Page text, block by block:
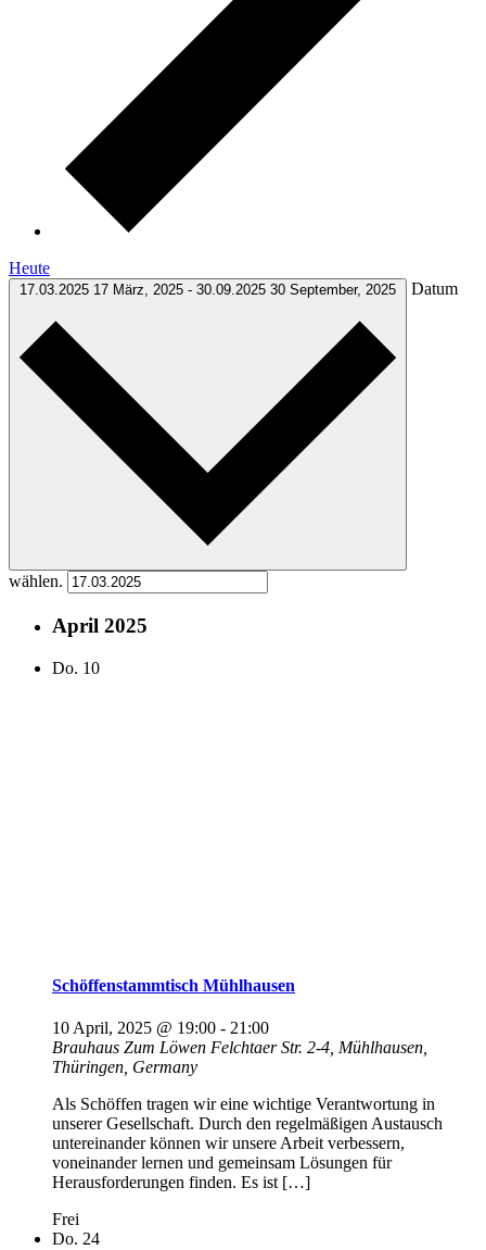
Heute
17.03.2025 17 März, 2025 - 30.09.2025 30 September, 2025 Datum
wählen.
April 2025
Do. 10
Schöffenstammtisch Mühlhausen
10 April, 2025 @ 19:00 - 21:00
Brauhaus Zum Löwen Felchtaer Str. 2-4, Mühlhausen,
Thüringen, Germany
Als Schöffen tragen wir eine wichtige Verantwortung in
unserer Gesellschaft. Durch den regelmäßigen Austausch
untereinander können wir unsere Arbeit verbessern,
voneinander lernen und gemeinsam Lösungen für
Herausforderungen finden. Es ist […]
Frei
Do. 24